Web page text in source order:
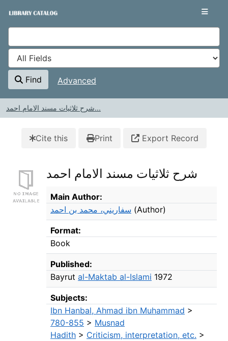
VuFind
Find Advanced
شرح ثلاثيات مسند الامام احمد...
Cite this Print Export Record
شرح ثلاثيات مسند الامام احمد
Bibliographic Details
Main Author:
سفاريني، محمد بن احمد (Author)
Format:
Book
Published:
Bayrut al-Maktab al-Islami 1972
Subjects:
Ibn Hanbal, Ahmad ibn Muhammad >
780-855 > Musnad
Hadith > Criticism, interpretation, etc. >